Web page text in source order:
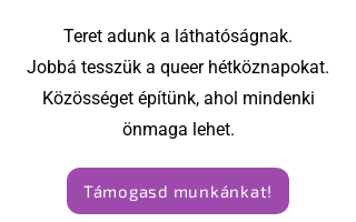
Teret adunk a láthatóságnak.
Jobbá tesszük a queer hétköznapokat.
Közösséget építünk, ahol mindenki
önmaga lehet.
Támogasd munkánkat!